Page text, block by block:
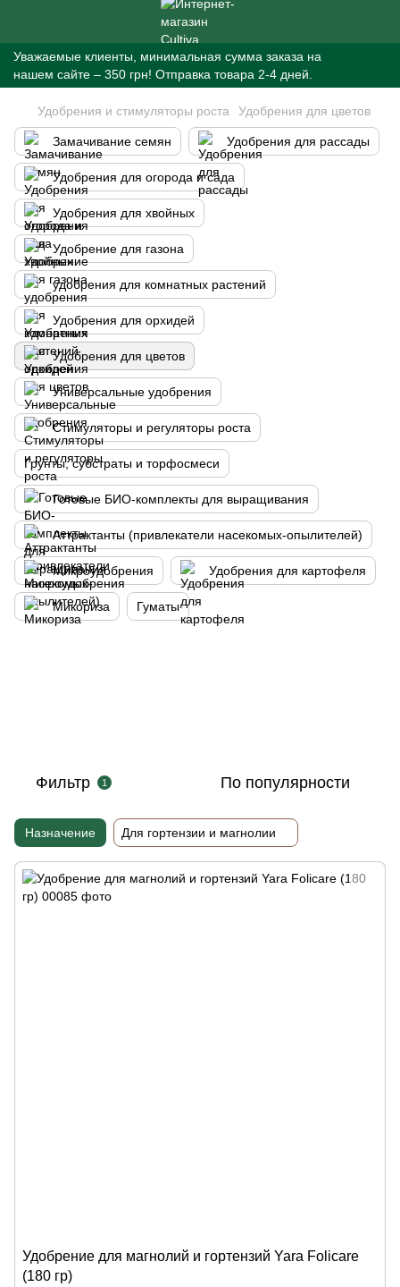
Уважаемые клиенты, минимальная сумма заказа на
нашем сайте – 350 грн! Отправка товара 2-4 дней.
Удобрения и стимуляторы роста Удобрения для цветов
Замачивание семян Удобрения для рассады
Удобрения для огорода и сада
Удобрения для хвойных
Удобрение для газона
удобрения для комнатных растений
Удобрения для орхидей
Удобрения для цветов
Универсальные удобрения
Стимуляторы и регуляторы роста
Грунты, субстраты и торфосмеси
Готовые БИО-комплекты для выращивания
Аттрактанты (привлекатели насекомых-опылителей)
Микроудобрения Удобрения для картофеля
Микориза Гуматы
Фильтр 1 По популярности
Назначение Для гортензии и магнолии
Удобрение для магнолий и гортензий Yara Folicare
(180 гр)